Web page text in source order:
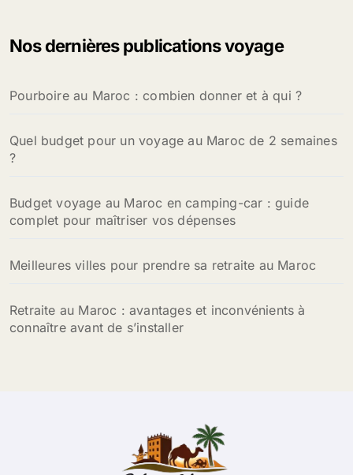
r
e
:
Nos dernières publications voyage
Pourboire au Maroc : combien donner et à qui ?
Quel budget pour un voyage au Maroc de 2 semaines
?
Budget voyage au Maroc en camping-car : guide
complet pour maîtriser vos dépenses
Meilleures villes pour prendre sa retraite au Maroc
Retraite au Maroc : avantages et inconvénients à
connaître avant de s’installer